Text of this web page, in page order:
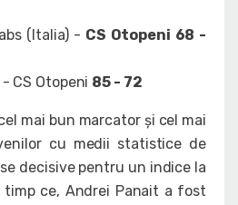
(Italia) - CS Otopeni 68 -
CS Otopeni 85 - 72
mai bun marcator și cel mai
cu medii statistice de
decisive pentru un indice la
timp ce, Andrei Panait a fost